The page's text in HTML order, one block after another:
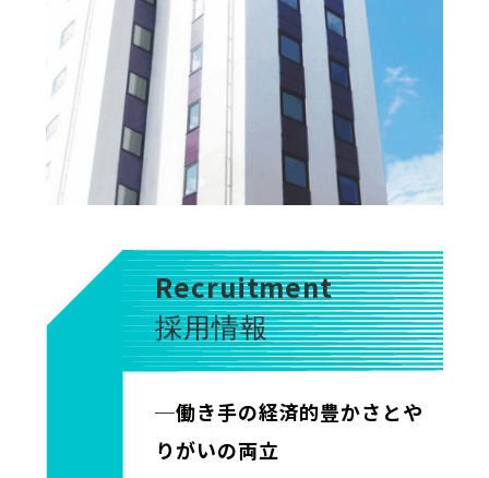
Recruitment
採用情報
─働き手の経済的豊かさとや
りがいの両立